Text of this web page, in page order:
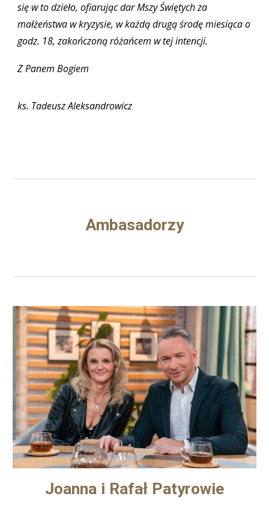
się w to dzieło, ofiarując dar Mszy Świętych za
małżeństwa w kryzysie, w każdą drugą środę miesiąca o
godz. 18, zakończoną różańcem w tej intencji.
ZPanem Bogiem
ks. Tadeusz Aleksandrowicz
Ambasadorzy
Joanna i Rafał Patyrowie